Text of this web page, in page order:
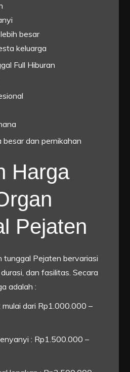
besar
keluarga
Full Hiburan
besar dan pernikahan
Harga
Pejaten
tunggal Pejaten bervariasi
dan fasilitas. Secara
adalah :
dari Rp1.000.000 –
: Rp1.500.000 –